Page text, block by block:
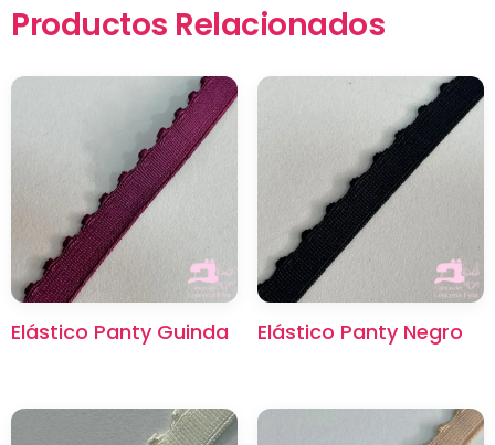
Productos Relacionados
Elástico Panty Guinda Elástico Panty Negro